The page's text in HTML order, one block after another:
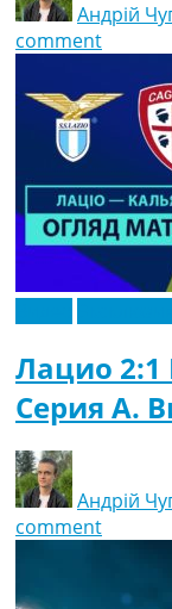
Андрій
comment
Лацио 2:1
Серия A.
Андрій
comment